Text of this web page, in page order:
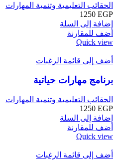
الحقائب التعليمية وتنمية المهارات
1250 EGP
إضافة إلى السلة
أضف للمقارنة
Quick view
أضف إلى قائمة الرغبات
برنامج مهارات حياتية
الحقائب التعليمية وتنمية المهارات
1250 EGP
إضافة إلى السلة
أضف للمقارنة
Quick view
أضف إلى قائمة الرغبات